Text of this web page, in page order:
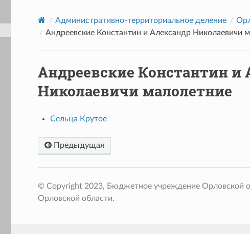
Административно-территориальное деление
Андреевские Константин и Александр Николаевичи
Андреевские Константин и
Николаевичи малолетние
Сельца Крутое
Предыдущая
© Copyright 2023, Бюджетное учреждение Орловской
Орловской области.